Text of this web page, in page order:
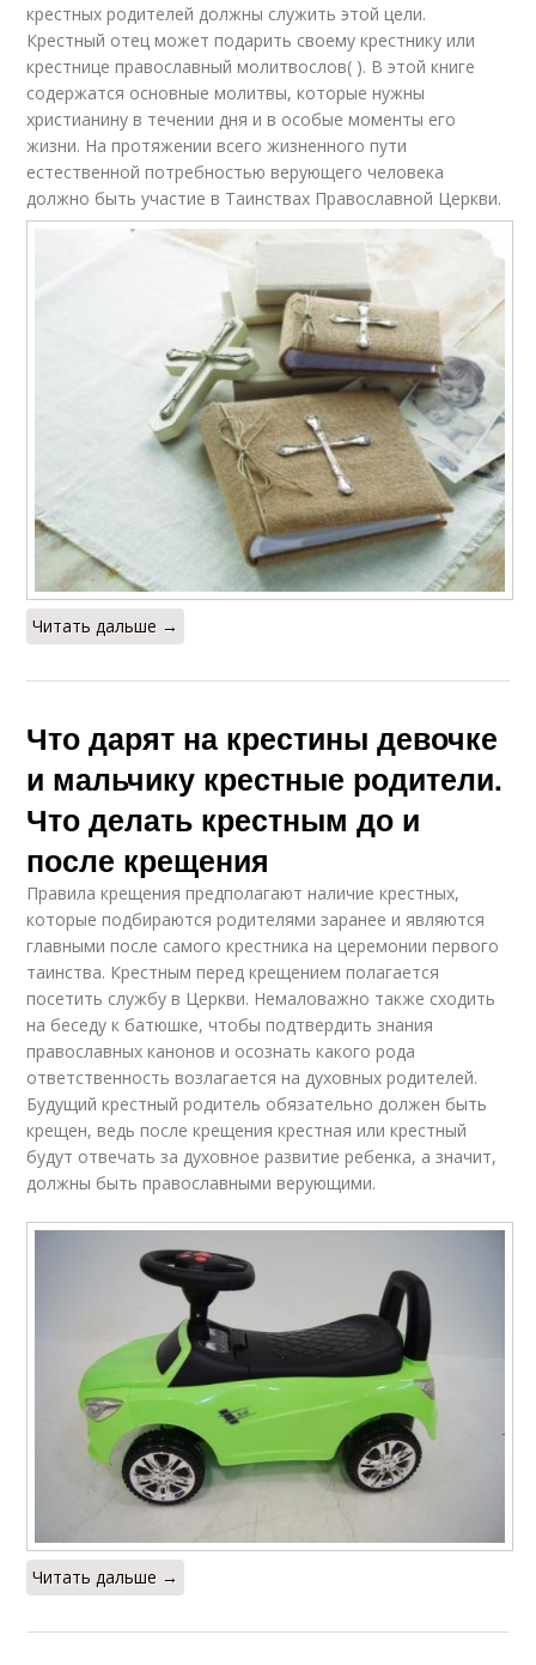
крестных родителей должны служить этой цели.
Крестный отец может подарить своему крестнику или
крестнице православный молитвослов( ). В этой книге
содержатся основные молитвы, которые нужны
христианину в течении дня и в особые моменты его
жизни. На протяжении всего жизненного пути
естественной потребностью верующего человека
должно быть участие в Таинствах Православной Церкви.
Читать дальше →
Что дарят на крестины девочке
и мальчику крестные родители.
Что делать крестным до и
после крещения
Правила крещения предполагают наличие крестных,
которые подбираются родителями заранее и являются
главными после самого крестника на церемонии первого
таинства. Крестным перед крещением полагается
посетить службу в Церкви. Немаловажно также сходить
на беседу к батюшке, чтобы подтвердить знания
православных канонов и осознать какого рода
ответственность возлагается на духовных родителей.
Будущий крестный родитель обязательно должен быть
крещен, ведь после крещения крестная или крестный
будут отвечать за духовное развитие ребенка, а значит,
должны быть православными верующими.
Читать дальше →